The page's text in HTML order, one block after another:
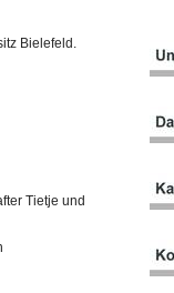
Bielefeld.
Tietje und